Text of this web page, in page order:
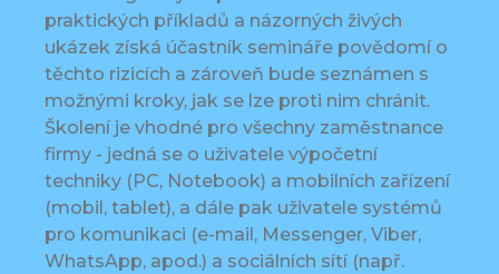
praktických příkladů a názorných živých
ukázek získá účastník semináře povědomí o
těchto rizicích a zároveň bude seznámen s
možnými kroky, jak se lze proti nim chránit.
Školení je vhodné pro všechny zaměstnance
firmy - jedná se o uživatele výpočetní
techniky (PC, Notebook) a mobilních zařízení
(mobil, tablet), a dále pak uživatele systémů
pro komunikaci (e-mail, Messenger, Viber,
WhatsApp, apod.) a sociálních sítí (např.